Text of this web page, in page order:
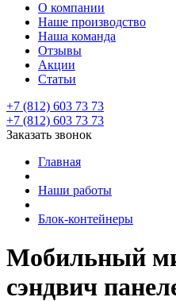
О компании
Наше производство
Наша команда
Отзывы
Акции
Статьи
+7 (812) 603 73 73
+7 (812) 603 73 73
Заказать звонок
Главная
Наши работы
Блок-контейнеры
Мобильный
сэндвич